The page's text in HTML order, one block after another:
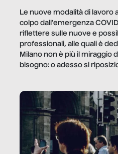
Le nuove modalità di lavoro
colpo dall’emergenza
riflettere sulle nuove e
professionali, alle quali è
Milano non è più il miraggio
bisogno: o adesso si